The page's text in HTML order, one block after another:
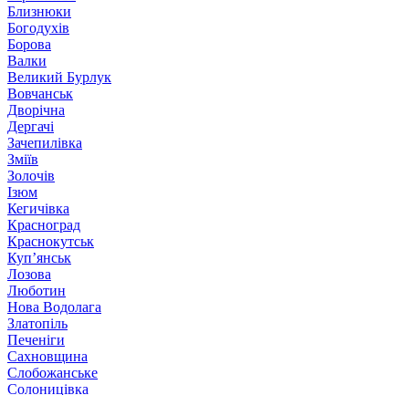
Близнюки
Богодухів
Борова
Валки
Великий Бурлук
Вовчанськ
Дворічна
Дергачі
Зачепилівка
Зміїв
Золочів
Ізюм
Кегичівка
Красноград
Краснокутськ
Куп’янськ
Лозова
Люботин
Нова Водолага
Златопіль
Печеніги
Сахновщина
Слобожанське
Солоницівка